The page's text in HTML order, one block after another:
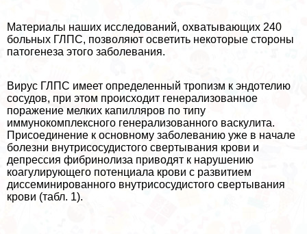
Материалы наших исследований, охватывающих 240
больных ГЛПС, позволяют осветить некоторые стороны
патогенеза этого заболевания.
Вирус ГЛПС имеет определенный тропизм к эндотелию
сосудов, при этом происходит генерализованное
поражение мелких капилляров по типу
иммунокомплексного генерализованного васкулита.
Присоединение к основному заболеванию уже в начале
болезни внутрисосудистого свертывания крови и
депрессия фибринолиза приводят к нарушению
коагулирующего потенциала крови с развитием
диссеминированного внутрисосудистого свертывания
крови (табл. 1).